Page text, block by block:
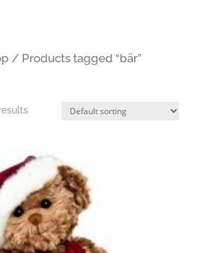
/ Products tagged “bär”